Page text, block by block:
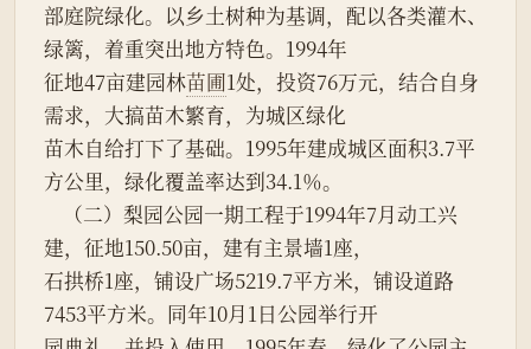
部庭院绿化。以乡土树种为基调，配以各类灌木、
绿篱，着重突出地方特色。1994年
征地47亩建园林苗圃1处，投资76万元，结合自身
需求，大搞苗木繁育，为城区绿化
苗木自给打下了基础。1995年建成城区面积3.7平
方公里，绿化覆盖率达到34.1％。
建，征地150.50亩，建有主景墙1座，
石拱桥1座，铺设广场5219.7平方米，铺设道路
7453平方米。同年10月1日公园举行开